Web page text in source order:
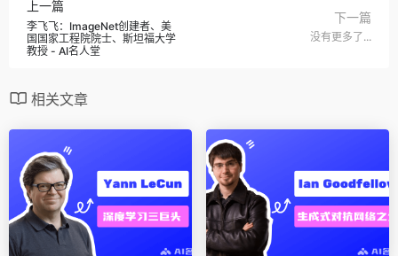
上一篇
李飞飞：ImageNet创建者、美
国国家工程院院士、斯坦福大学
教授 - AI名人堂
下一篇
没有更多了...
相关文章